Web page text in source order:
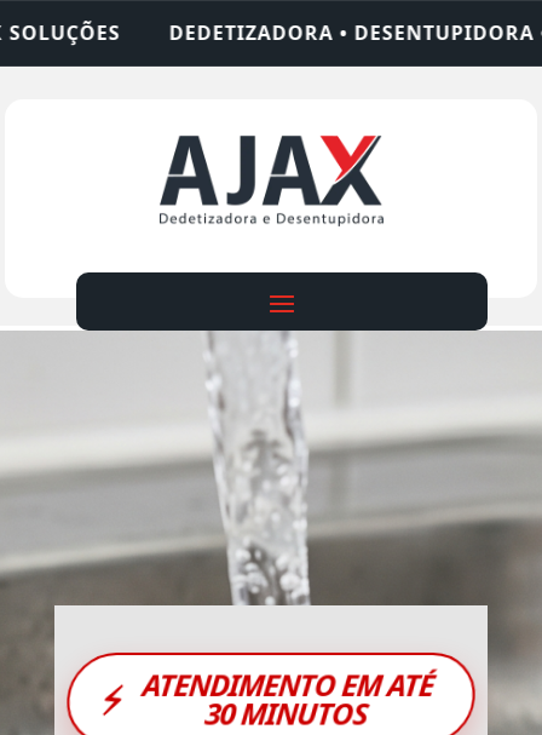
• DESENTUPIDORA • LIMPEZA DE FOSSA •
⚡ ATENDIMENTO EM ATÉ
30 MINUTOS